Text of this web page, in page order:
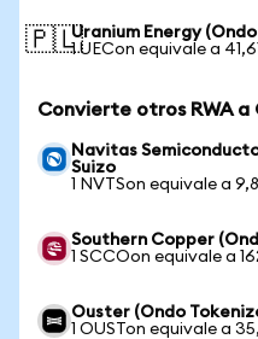
🇵🇱Uranium Energy
1 UECon equivale a
Convierte otros RWA a
Navitas
Suizo
1 NVTSon equivale a
Southern Copper
1 SCCOon equivale a
Ouster (Ondo
1 OUSTon equivale a